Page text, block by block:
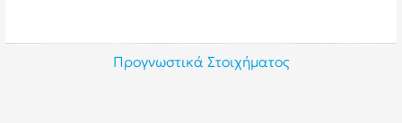
Προγνωστικά Στοιχήματος